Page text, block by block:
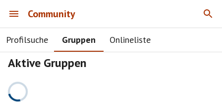
Community
Profilsuche Gruppen Onlineliste
Aktive Gruppen